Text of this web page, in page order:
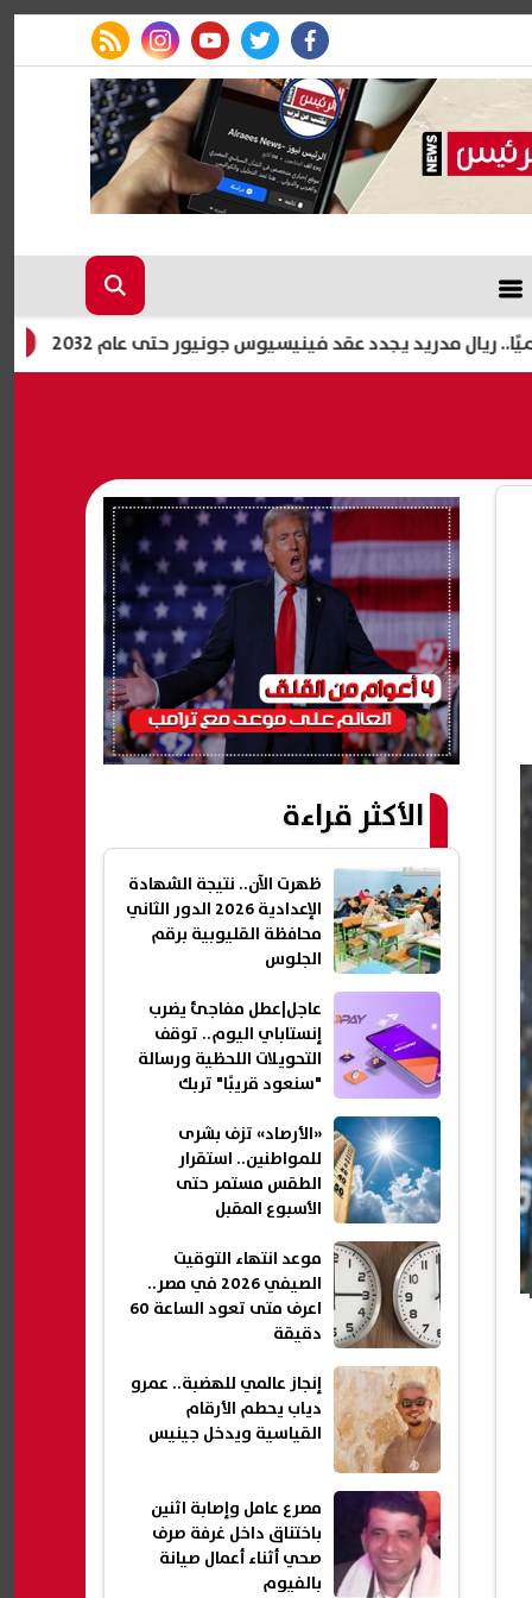
facebook
twitter
youtube
instagram
rss feed
مصرع يجدد عقد فينيسيوس جونيور حتى عام 2032
الأكثر قراءة
ظهرت الآن.. نتيجة الشهادة
الإعدادية 2026 الدور الثاني
محافظة القليوبية برقم
الجلوس
عاجل|عطل مفاجئ يضرب
إنستاباي اليوم.. توقف
التحويلات اللحظية ورسالة
"سنعود قريبًا" تربك
«الأرصاد» تزف بشرى
للمواطنين.. استقرار
الطقس مستمر حتى
الأسبوع المقبل
موعد انتهاء التوقيت
الصيفي 2026 في مصر..
اعرف متى تعود الساعة 60
دقيقة
إنجاز عالمي للهضبة.. عمرو
دياب يحطم الأرقام
القياسية ويدخل جينيس
مصرع عامل وإصابة اثنين
باختناق داخل غرفة صرف
صحي أثناء أعمال صيانة
بالفيوم